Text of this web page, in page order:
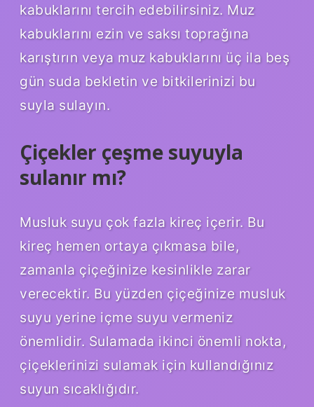
kabuklarını tercih edebilirsiniz. Muz
kabuklarını ezin ve saksı toprağına
karıştırın veya muz kabuklarını üç ila beş
gün suda bekletin ve bitkilerinizi bu
suyla sulayın.
Çiçekler çeşme suyuyla
sulanır mı?
Musluk suyu çok fazla kireç içerir. Bu
kireç hemen ortaya çıkmasa bile,
zamanla çiçeğinize kesinlikle zarar
verecektir. Bu yüzden çiçeğinize musluk
suyu yerine içme suyu vermeniz
önemlidir. Sulamada ikinci önemli nokta,
çiçeklerinizi sulamak için kullandığınız
suyun sıcaklığıdır.